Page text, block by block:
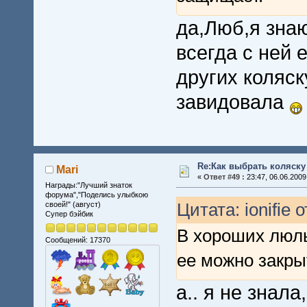
да,Люб,я
всегда с ней
других
завидовала
Mari
Награды:"Лучший знаток
форума","Поделись улыбкою
своей!" (август)
Супер бэйбик
Сообщений: 17370
Re:Как выбрать коляску
« Ответ #49 : 23:47,
Цитата: ionifie
В хороших
ее можно
а.. я не